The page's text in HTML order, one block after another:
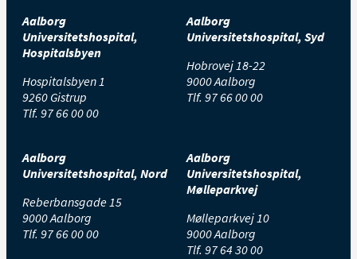
Aalborg
Universitetshospital,
Hospitalsbyen
Hospitalsbyen 1
9260 Gistrup
Tlf. 97 66 00 00
Aalborg
Universitetshospital, Syd
Hobrovej 18-22
9000 Aalborg
Tlf. 97 66 00 00
Aalborg
Universitetshospital, Nord
Reberbansgade 15
9000 Aalborg
Tlf. 97 66 00 00
Aalborg
Universitetshospital,
Mølleparkvej
Mølleparkvej 10
9000 Aalborg
Tlf. 97 64 30 00